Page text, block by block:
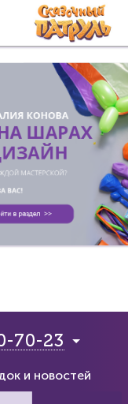
70-23
и новостей